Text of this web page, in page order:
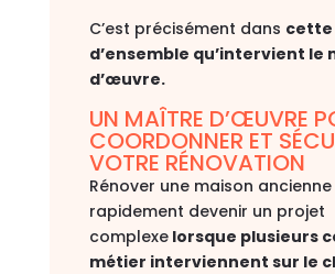
C’est précisément dans cette
d’ensemble qu’intervient le
d’œuvre.
UN MAÎTRE D’ŒUVRE
COORDONNER ET
VOTRE RÉNOVATION
Rénover une maison
rapidement devenir un projet
complexelorsque plusieurs
métier interviennent sur le